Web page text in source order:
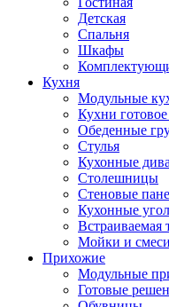
Детская
Спальня
Шкафы
Кухня
Модульные
Кухни
Обеденные
Стулья
Кухонные
Столешницы
Стеновые
Кухонные
Встраиваемая
Мойки и
Прихожие
Модульные
Готовые